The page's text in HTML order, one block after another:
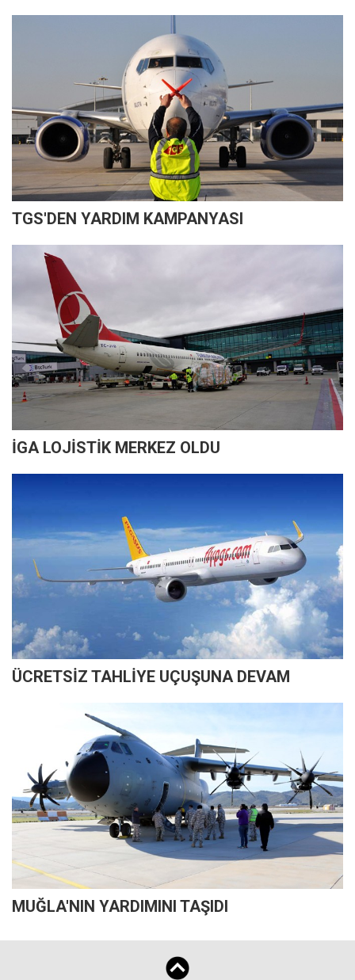
TGS'DEN YARDIM KAMPANYASI
İGA LOJİSTİK MERKEZ OLDU
ÜCRETSİZ TAHLİYE UÇUŞUNA DEVAM
MUĞLA'NIN YARDIMINI TAŞIDI